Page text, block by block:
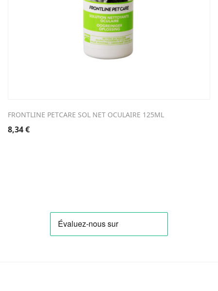
FRONTLINE PETCARE SOL NET OCULAIRE 125ML
8,34€